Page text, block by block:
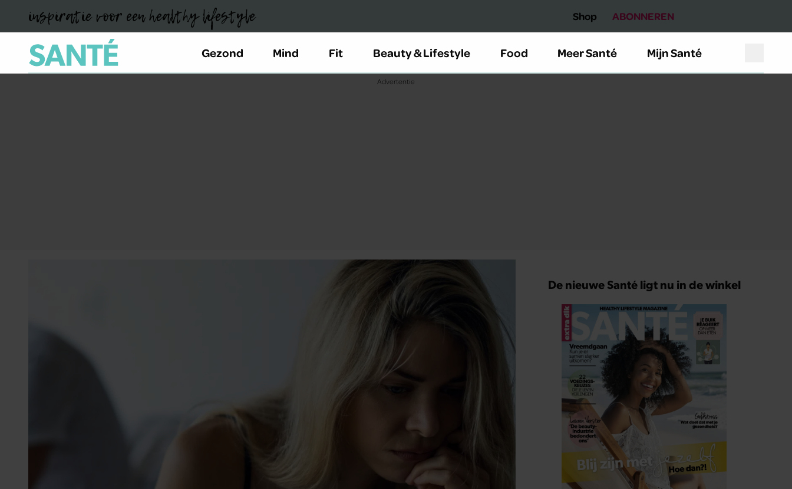
inspiratie voor een healthy lifestyle Shop ABONNEREN
Gezond Mind Fit Beauty & Lifestyle Food Meer Santé Mijn Santé
De nieuwe Santé ligt nu in de winkel